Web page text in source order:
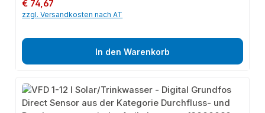
€ 74,67
zzgl. Versandkosten nach AT
In den Warenkorb